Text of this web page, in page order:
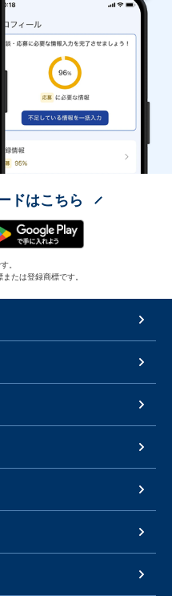
ドはこちら
。
たは登録商標です。